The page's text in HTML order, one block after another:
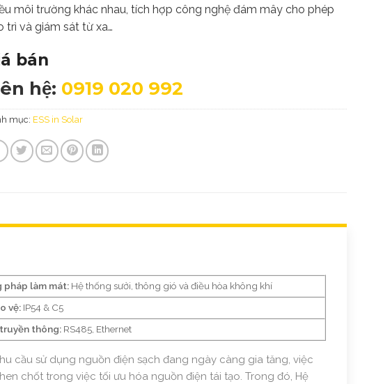
môi trường khác nhau, tích hợp công nghệ đám mây cho phép
trì và giám sát từ xa…
bán
hệ: 0919 020 992
mục: ESS in Solar
pháp làm mát:Hệ thống sưởi, thông gió và điều hòa không khí
vệ:IP54 & C5
thông:RS485, Ethernet
cầu sử dụng nguồn điện sạch đang ngày càng gia tăng, việc
chốt trong việc tối ưu hóa nguồn điện tái tạo. Trong đó, Hệ